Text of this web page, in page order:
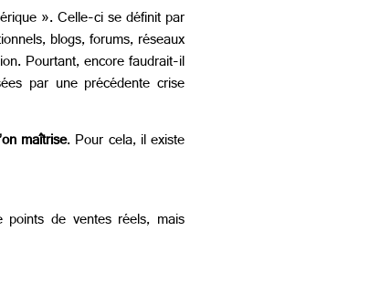
». Celle-ci se définit par
blogs, forums, réseaux
Pourtant, encore faudrait-il
par une précédente crise
maîtrise. Pour cela, il existe
de ventes réels, mais